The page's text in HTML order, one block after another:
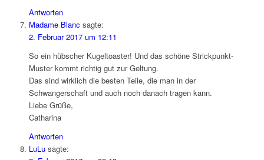
Antworten
Madame Blanc sagte:
2. Februar 2017 um 12:11
So ein hübscher Kugeltoaster! Und das schöne Strickpunkt-
Muster kommt richtig gut zur Geltung.
Das sind wirklich die besten Teile, die man in der
Schwangerschaft und auch noch danach tragen kann.
Liebe Grüße,
Catharina
Antworten
LuLu sagte: